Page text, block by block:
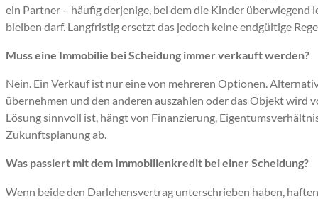
ein Partner – häufig derjenige, bei dem die Kinder überwiegend
bleiben darf. Langfristig ersetzt das jedoch keine endgültige
Muss eine Immobilie bei Scheidung immer verkauft werden?
Nein. Ein Verkauf ist nur eine von mehreren Optionen.
übernehmen und den anderen auszahlen oder das Objekt wird
Lösung sinnvoll ist, hängt von Finanzierung,
Zukunftsplanung ab.
Was passiert mit dem Immobilienkredit bei einer Scheidung?
Wenn beide den Darlehensvertrag unterschrieben haben,